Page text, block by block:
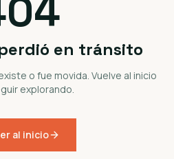
en tránsito
o fue movida. Vuelve al inicio
explorando.
al inicio